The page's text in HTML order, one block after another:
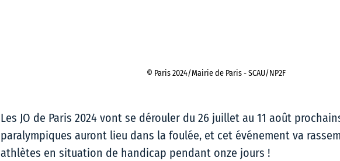
© Paris 2024/Mairie de Paris - SCAU/NP2F
Les JO de Paris 2024 vont se dérouler du 26 juillet au 11 août
paralympiques auront lieu dans la foulée, et cet événement va
athlètes en situation de handicap pendant onze jours !